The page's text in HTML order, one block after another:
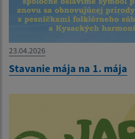
23.04.2026
Stavanie mája na 1. mája